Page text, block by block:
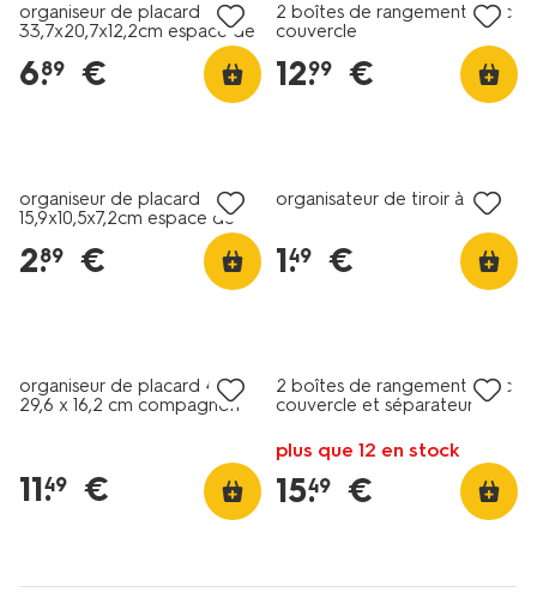
organiseur de placard
33,7x20,7x12,2cm espace de
6.
89 €
2 boîtes de rangement avec
couvercle
12.
99 €
organiseur de placard
15,9x10,5x7,2cm espace de
2.
89 €
organisateur de tiroir à clips
1.
49 €
organiseur de placard 40 x
29,6 x 16,2 cm compagnon
11.
49 €
2 boîtes de rangement avec
couvercle et séparateur
plus que 12 en stock
15.
49 €